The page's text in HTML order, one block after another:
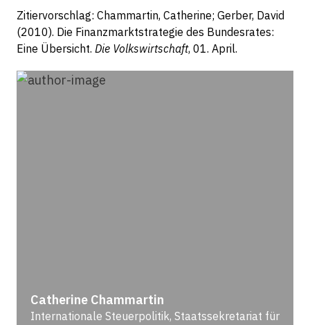
Zitiervorschlag: Chammartin, Catherine; Gerber, David
(2010). Die Finanzmarktstrategie des Bundesrates:
Eine Übersicht. Die Volkswirtschaft, 01. April.
Catherine Chammartin
Internationale Steuerpolitik, Staatssekretariat für